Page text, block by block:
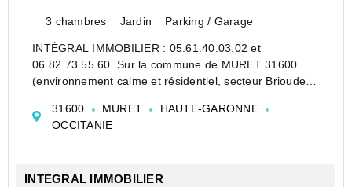
3 chambres Jardin Parking / Garage
INTÉGRAL IMMOBILIER : 05.61.40.03.02 et
06.82.73.55.60. Sur la commune de MURET 31600
(environnement calme et résidentiel, secteur Brioudes,
individuelle plain-pied T5 de 138m2 habitable, sur
1000m2 de parcelle....
31600 MURET
HAUTE-GARONNE
OCCITANIE
INTEGRAL IMMOBILIER